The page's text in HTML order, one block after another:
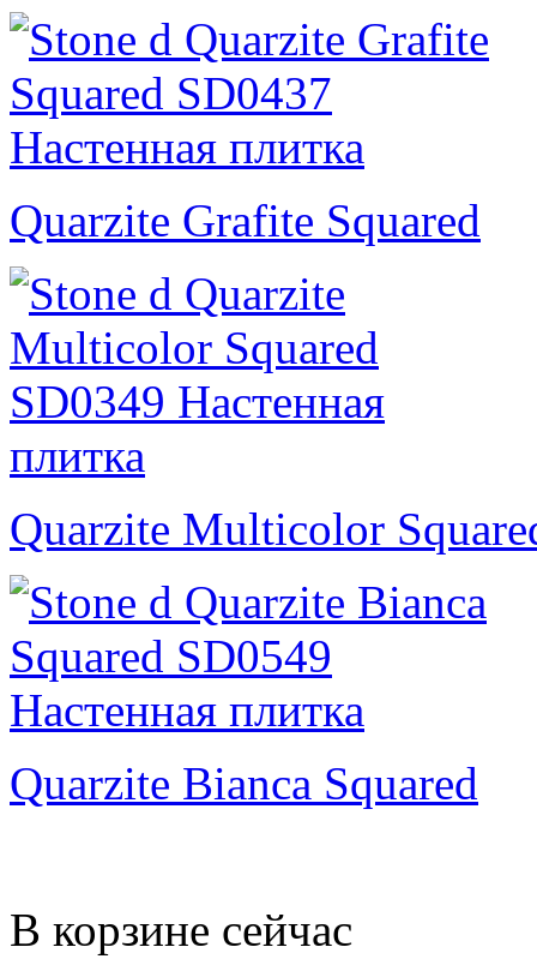
Quarzite Grafite Squared
Quarzite Multicolor
Quarzite Bianca Squared
В корзине сейчас